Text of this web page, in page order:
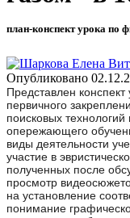
план-конспект урока по
Опубликовано
Представлен
первичного
поисковых технологий
опережающего
виды деятельности
участие в
полученных после
просмотр
на установление
понимание